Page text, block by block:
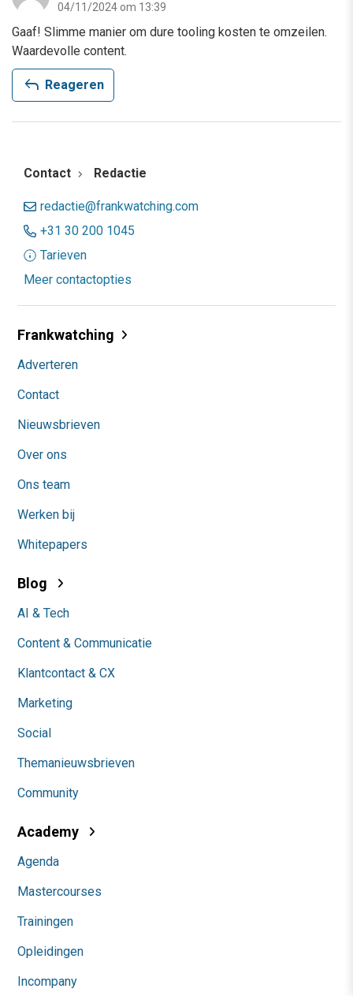
04/11/2024 om 13:39
Gaaf! Slimme manier om dure tooling kosten te omzeilen.
Waardevolle content.
reply Reageren
Contact Redactie
redactie@frankwatching.com
+31 30 200 1045
Tarieven
Meer contactopties
Frankwatching
Adverteren
Contact
Nieuwsbrieven
Over ons
Ons team
Werken bij
Whitepapers
Blog
AI & Tech
Content & Communicatie
Klantcontact & CX
Marketing
Social
Themanieuwsbrieven
Community
Academy
Agenda
Mastercourses
Trainingen
Opleidingen
Incompany